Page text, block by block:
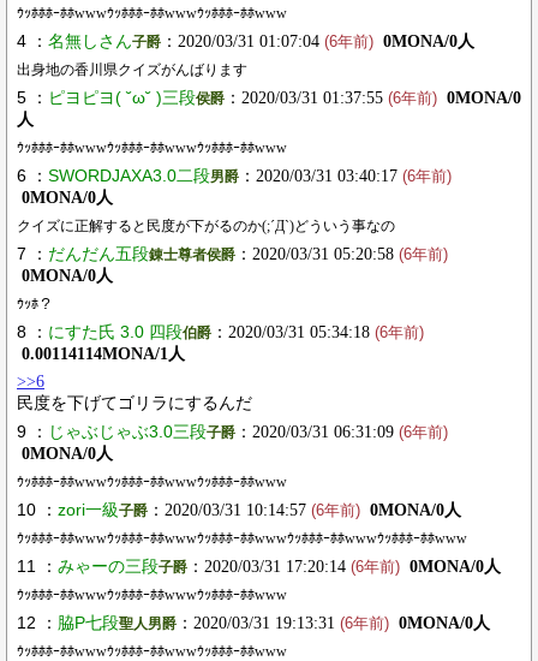
ｳｯﾎﾎﾎｰﾎﾎwwwｳｯﾎﾎﾎｰﾎﾎwwwｳｯﾎﾎﾎｰﾎﾎwww
4 ： 名無しさん子爵 ：2020/03/31 01:07:04 (6年前) 0MONA/0人
出身地の香川県クイズがんばります
5 ： ピヨピヨ( ˘ω˘ )三段侯爵 ：2020/03/31 01:37:55 (6年前) 0MONA/0
人
ｳｯﾎﾎﾎｰﾎﾎwwwｳｯﾎﾎﾎｰﾎﾎwwwｳｯﾎﾎﾎｰﾎﾎwww
6 ： SWORDJAXA3.0二段男爵 ：2020/03/31 03:40:17 (6年前)
0MONA/0人
クイズに正解すると民度が下がるのか(;´Д`)どういう事なの
7 ： だんだん五段錬士尊者侯爵 ：2020/03/31 05:20:58 (6年前)
0MONA/0人
ｳｯﾎ？
8 ： にすた氏 3.0 四段伯爵 ：2020/03/31 05:34:18 (6年前)
0.00114114MONA/1人
>>6
民度を下げてゴリラにするんだ
9 ： じゃぶじゃぶ3.0三段子爵 ：2020/03/31 06:31:09 (6年前)
0MONA/0人
ｳｯﾎﾎﾎｰﾎﾎwwwｳｯﾎﾎﾎｰﾎﾎwwwｳｯﾎﾎﾎｰﾎﾎwww
10 ： zori一級子爵 ：2020/03/31 10:14:57 (6年前) 0MONA/0人
ｳｯﾎﾎﾎｰﾎﾎwwwｳｯﾎﾎﾎｰﾎﾎwwwｳｯﾎﾎﾎｰﾎﾎwwwｳｯﾎﾎﾎｰﾎﾎwwwｳｯﾎﾎﾎｰﾎﾎwww
11 ： みゃーの三段子爵 ：2020/03/31 17:20:14 (6年前) 0MONA/0人
ｳｯﾎﾎﾎｰﾎﾎwwwｳｯﾎﾎﾎｰﾎﾎwwwｳｯﾎﾎﾎｰﾎﾎwww
12 ： 脇P七段聖人男爵 ：2020/03/31 19:13:31 (6年前) 0MONA/0人
ｳｯﾎﾎﾎｰﾎﾎwwwｳｯﾎﾎﾎｰﾎﾎwwwｳｯﾎﾎﾎｰﾎﾎwww